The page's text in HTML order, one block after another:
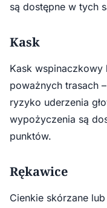
są dostępne w tych
Kask
Kask
poważnych trasach
ryzyko uderzenia
wypożyczenia są
punktów.
Rękawice
Cienkie skórzane